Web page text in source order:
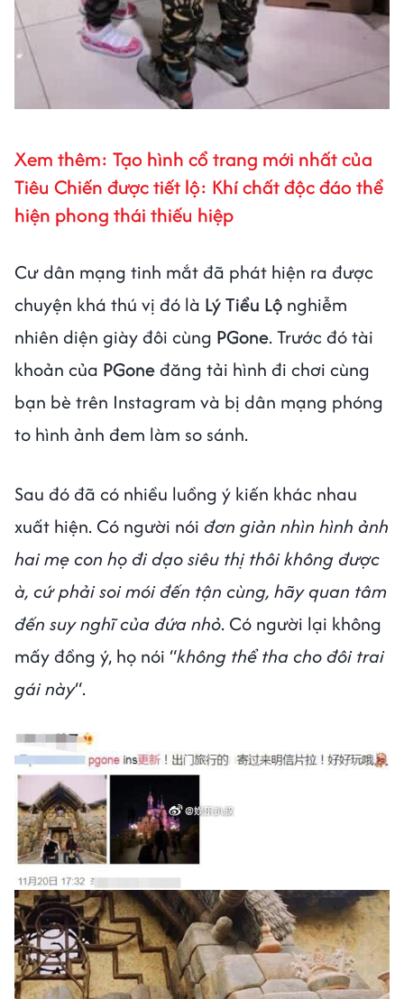
Xem thêm: Tạo hình cổ trang mới nhất của
Tiêu Chiến được tiết lộ: Khí chất độc đáo thể
hiện phong thái thiếu hiệp
Cư dân mạng tinh mắt đã phát hiện ra được
chuyện khá thú vị đó là Lý Tiểu Lộ nghiễm
nhiên diện giày đôi cùng PGone. Trước đó tài
khoản của PGoneđăng tải hình đi chơi cùng
bạn bè trên Instagram và bị dân mạng phóng
to hình ảnh đem làm so sánh.
Sau đó đã có nhiều luồng ý kiến khác nhau
xuất hiện. Có người nói đơn giản nhìn hình ảnh
hai mẹ con họ đi dạo siêu thị thôi không được
à, cứ phải soi mói đến tận cùng, hãy quan tâm
đến suy nghĩ của đứa nhỏ. Có người lại không
mấy đồng ý, họ nói “không thể tha cho đôi trai
gái này“.